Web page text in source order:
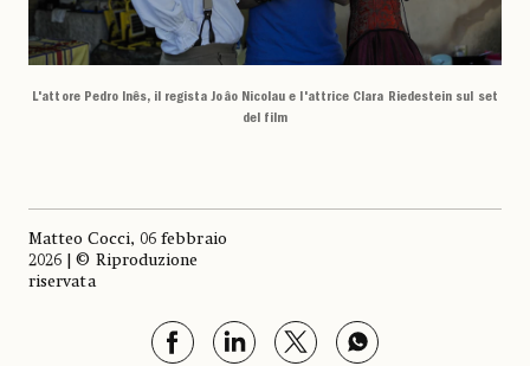
L'attore Pedro Inês, il regista Joâo Nicolau e l'attrice Clara Riedestein sul set
del film
Matteo Cocci, 06 febbraio
2026 | © Riproduzione
riservata